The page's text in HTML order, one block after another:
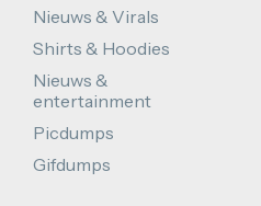
Nieuws & Virals
Shirts & Hoodies
Nieuws &
entertainment
Picdumps
Gifdumps